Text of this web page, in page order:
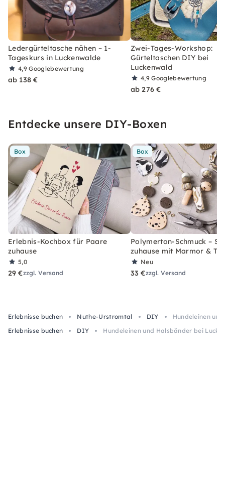
Ledergürteltasche nähen – 1-
Tageskurs in Luckenwalde
4,9Googlebewertung
ab 138 €
Zwei-Tages-Workshop:
Gürteltaschen DIY bei
Luckenwald
4,9Googlebewertung
ab 276 €
Entdecke unsere DIY-Boxen
Box
Erlebnis-Kochbox für Paare
zuhause
5,0
29 €zzgl. Versand
Box
Polymerton-Schmuck –
zuhause mit Marmor &
Neu
33 €zzgl. Versand
Erlebnisse buchen Nuthe-Urstromtal DIY
Hundeleinen
Erlebnisse buchen
DIY Hundeleinen und Halsbänder bei